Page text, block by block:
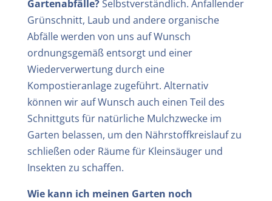
Gartenabfälle?Selbstverständlich. Anfallender
Grünschnitt, Laub und andere organische
Abfälle werden von uns auf Wunsch
ordnungsgemäß entsorgt und einer
Wiederverwertung durch eine
Kompostieranlage zugeführt. Alternativ
können wir auf Wunsch auch einen Teil des
Schnittguts für natürliche Mulchzwecke im
Garten belassen, um den Nährstoffkreislauf zu
schließen oder Räume für Kleinsäuger und
Insekten zu schaffen.
Wie kann ich meinen Garten noch